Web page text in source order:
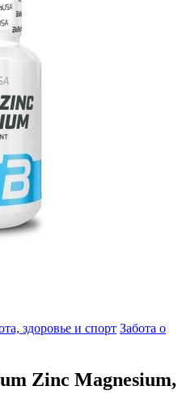
здоровье и спорт Забота о
Zinc Magnesium,